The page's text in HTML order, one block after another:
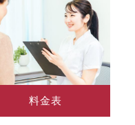
料金表